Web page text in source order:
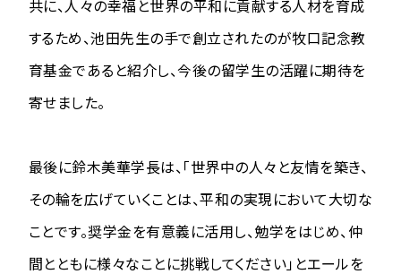
共に、人々の幸福と世界の平和に貢献する人材を育成
するため、池田先生の手で創立されたのが牧口記念教
育基金であると紹介し、今後の留学生の活躍に期待を
寄せました。
最後に鈴木美華学長は、「世界中の人々と友情を築き、
その輪を広げていくことは、平和の実現において大切な
ことです。奨学金を有意義に活用し、勉学をはじめ、仲
間とともに様々なことに挑戦してください」とエールを